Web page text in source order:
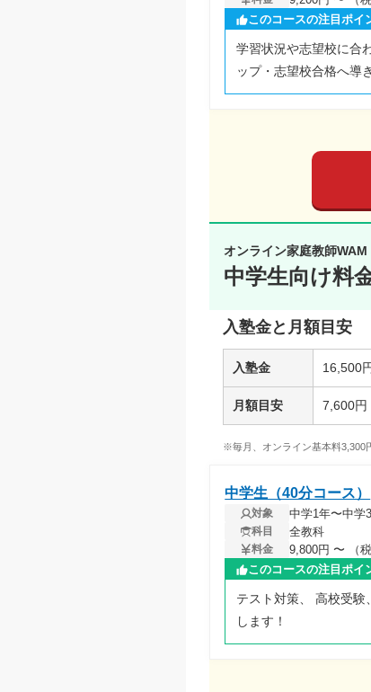
このコースの注目ポイ
学習状況や志望校に合
ップ・志望校合格へ導
オンライン家庭教師WAM
中学生向け料
入塾金と月額目安
入塾金 16,500
月額目安 7,600円
※毎月、オンライン基本料3,300
中学生（40分コース）
対象 中学1年〜中学
科目 全教科
料金
9,800円 〜 （税
このコースの注目ポイ
テスト対策、 高校受験
します！